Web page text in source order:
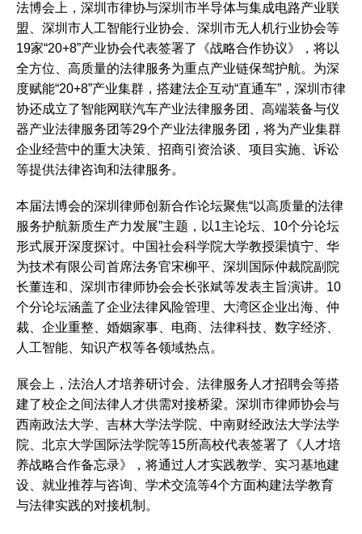
法博会上，深圳市律协与深圳市半导体与集成电路产业联
盟、深圳市人工智能行业协会、深圳市无人机行业协会等
19家“20+8”产业协会代表签署了《战略合作协议》，将以
全方位、高质量的法律服务为重点产业链保驾护航。为深
度赋能“20+8”产业集群，搭建法企互动“直通车”，深圳市律
协还成立了智能网联汽车产业法律服务团、高端装备与仪
器产业法律服务团等29个产业法律服务团，将为产业集群
企业经营中的重大决策、招商引资洽谈、项目实施、诉讼
等提供法律咨询和法律服务。
本届法博会的深圳律师创新合作论坛聚焦“以高质量的法律
服务护航新质生产力发展”主题，以1主论坛、10个分论坛
形式展开深度探讨。中国社会科学院大学教授渠慎宁、华
为技术有限公司首席法务官宋柳平、深圳国际仲裁院副院
长董连和、深圳市律师协会会长张斌等发表主旨演讲。10
个分论坛涵盖了企业法律风险管理、大湾区企业出海、仲
裁、企业重整、婚姻家事、电商、法律科技、数字经济、
人工智能、知识产权等各领域热点。
展会上，法治人才培养研讨会、法律服务人才招聘会等搭
建了校企之间法律人才供需对接桥梁。深圳市律师协会与
西南政法大学、吉林大学法学院、中南财经政法大学法学
院、北京大学国际法学院等15所高校代表签署了《人才培
养战略合作备忘录》，将通过人才实践教学、实习基地建
设、就业推荐与咨询、学术交流等4个方面构建法学教育
与法律实践的对接机制。